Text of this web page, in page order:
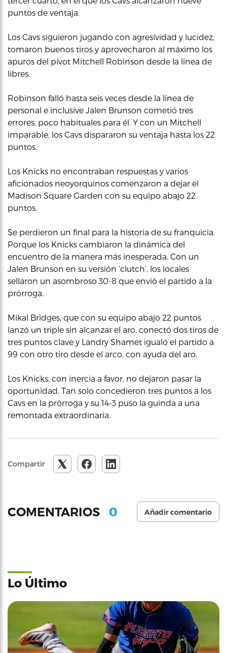
puntos de ventaja.
Los Cavs siguieron jugando con agresividad y lucidez,
tomaron buenos tiros y aprovecharon al máximo los
apuros del pívot Mitchell Robinson desde la línea de
libres.
Robinson falló hasta seis veces desde la línea de
personal e inclusive Jalen Brunson cometió tres
errores, poco habituales para él. Y con un Mitchell
imparable, los Cavs dispararon su ventaja hasta los 22
puntos.
Los Knicks no encontraban respuestas y varios
aficionados neoyorquinos comenzaron a dejar el
Madison Square Garden con su equipo abajo 22
puntos.
Se perdieron un final para la historia de su franquicia.
Porque los Knicks cambiaron la dinámica del
encuentro de la manera más inesperada. Con un
Jalen Brunson en su versión ‘clutch’, los locales
sellaron un asombroso 30-8 que envió el partido a la
prórroga.
Mikal Bridges, que con su equipo abajo 22 puntos
lanzó un triple sin alcanzar el aro, conectó dos tiros de
tres puntos clave y Landry Shamet igualó el partido a
99 con otro tiro desde el arco, con ayuda del aro.
Los Knicks, con inercia a favor, no dejaron pasar la
oportunidad. Tan solo concedieron tres puntos a los
Cavs en la prórroga y su 14-3 puso la guinda a una
remontada extraordinaria.
Compartir
COMENTARIOS 0 Añadir comentario
Lo Último